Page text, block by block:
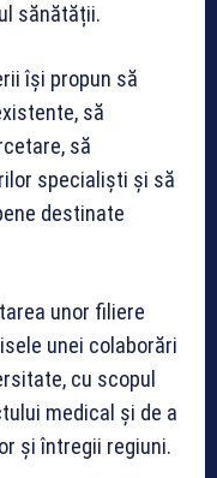
sănătății.
își propun să
să
să
specialiști și să
destinate
unor filiere
unei colaborări
cu scopul
medical și de a
și întregii regiuni.